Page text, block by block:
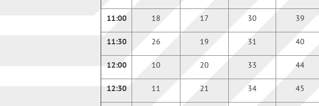
11:00 18 17 30 39
11:30 26 19 31 40
12:00 10 20 33 44
12:30 11 21 34 45